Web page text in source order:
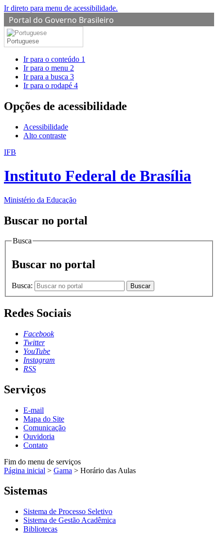
Ir direto para menu de acessibilidade.
Portal do Governo Brasileiro
Portuguese
Ir para o conteúdo 1
Ir para o menu 2
Ir para a busca 3
Ir para o rodapé 4
Opções de acessibilidade
Acessibilidade
Alto contraste
IFB
Instituto Federal de Brasília
Ministério da Educação
Buscar no portal
Busca
Buscar no portal
Busca: Buscar
Redes Sociais
Facebook
Twitter
YouTube
Instagram
RSS
Serviços
E-mail
Mapa do Site
Comunicação
Ouvidoria
Contato
Fim do menu de serviços
Página inicial > Gama > Horário das Aulas
Sistemas
Sistema de Processo Seletivo
Sistema de Gestão Acadêmica
Bibliotecas